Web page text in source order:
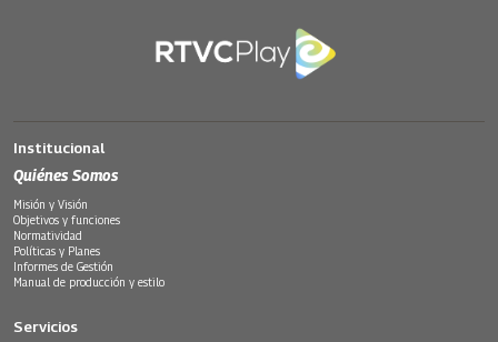
Institucional
Quiénes Somos
Misión y Visión
Objetivos y funciones
Normatividad
Políticas y Planes
Informes de Gestión
Manual de producción y estilo
Servicios